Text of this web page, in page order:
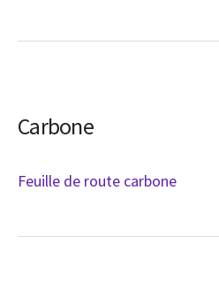
Carbone
Feuille de route carbone